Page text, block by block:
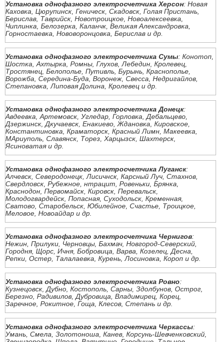
Установка однофазного электросчетчика Херсон: Новая
Каховка, Цюрупинск, Геническ, Скадовск, Голая Пристань,
Берислав, Таврийск, Новотроицкое, Новоалексеевка,
Чиплинка, Белозерка, Каланчк, Великая Александровка,
Горностаевка, Нововоронцовка, Берислав и др.
Установка однофазного электросчетчика Сумы: Конотоп,
Шостка, Ахтырка, Ромны, Глухов, Лебедин, Кролевец,
Тростянец, Белополье, Путивль, Бурынь, Краснополье,
Ворожба, Середина-Буда, Воронеж, Свесса, Недригайлов,
Степановка, Липовая Долина, Кролевец и др.
Установка однофазного электросчетчика Донецк:
Авдеевка, Артемовск, Угледар, Горловка, Дебальцево,
Дзержинск, Дкучаевск, Енакиево, Ждановка, Кировское,
Константиновка, Краматорск, Красный Лимн, Макеевка,
МАриуполь, Славянск, Торез, Харцызск, Шахтерск,
Ясиноватая и др.
Установка однофазного электросчетчика Луганск:
Алчевск, Северодонецк, Лисичнск, Карсный Луч, Стахнов,
Свердловск, Рубежное, нтрацит, Ровеньки, Брянка,
Краснодон, Первомайск, Кировск, Перевальск,
Молодогвардейск, Попасная, Суходольск, Кременная,
Сватово, Старобельск, Юбилейное, Счастье, Троицкое,
Меловое, Новоайдар и др.
Установка однофазного электросчетчика Чернигов:
Нежин, Прилуки, Черновцы, Бахмач, Новгород-Северский,
Городня, Щорс, Ичня, Бобровица, Варва, Козелец, Десна,
Репки, Остер, Талалаевка, Курень, Лосиновка, Короп и др.
Установка однофазного электросчетчика Ровно:
Кузнецовск, Дубно, Костополь, Сарны, Здолбунов, Острог,
Березно, Радивилов, Дубровица, Владимирец, Корец,
Заречное, Рокитное, Гоща, Клесов, Степань и др.
Установка однофазного электросчетчика Черкассы:
Умань, Смела, Золотоноша, Канев, Корсунь-Шевченковский,